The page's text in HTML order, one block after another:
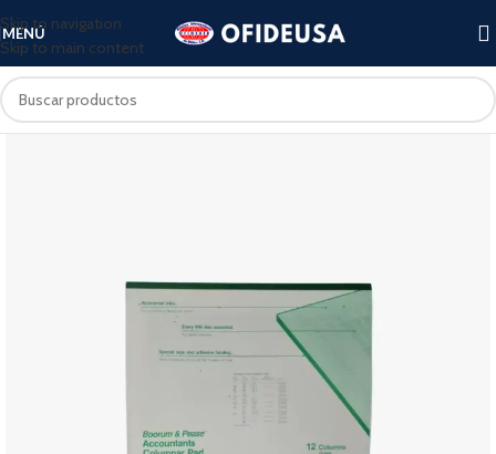
Skip to navigation
Skip to main content
MENÚ